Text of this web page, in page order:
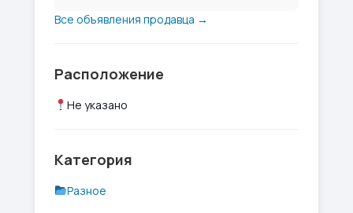
Все объявления продавца →
Расположение
Не указано
Категория
Разное